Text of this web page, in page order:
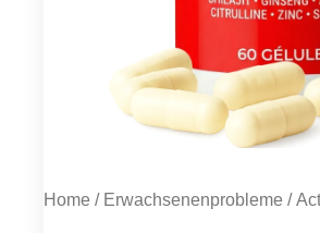
Home / Erwachsenenprobleme /